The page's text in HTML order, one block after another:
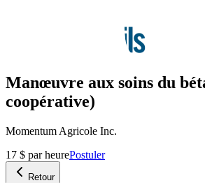
Manœuvre aux soins du
coopérative)
Momentum Agricole Inc.
17 $ par heurePostuler
Retour